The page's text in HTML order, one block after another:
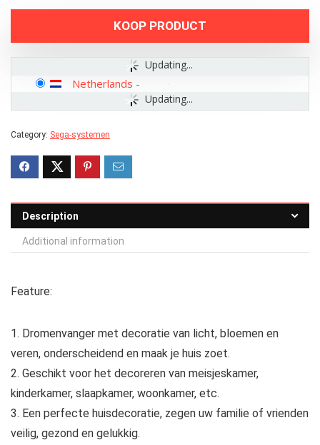
KOOP PRODUCT
Updating...
Updating...
Netherlands -
Category: Sega-systemen
Description
Additional information
Feature:
1. Dromenvanger met decoratie van licht, bloemen en
veren, onderscheidend en maak je huis zoet.
2. Geschikt voor het decoreren van meisjeskamer,
kinderkamer, slaapkamer, woonkamer, etc.
3. Een perfecte huisdecoratie, zegen uw familie of vrienden
veilig, gezond en gelukkig.